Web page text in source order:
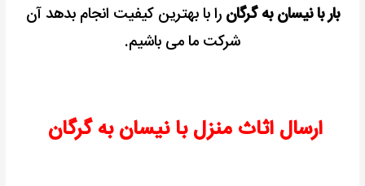
بار با نیسان به گرگان را با بهترین کیفیت انجام بدهد آن
شرکت ما می باشیم.
ارسال اثاث منزل با نیسان به گرگان